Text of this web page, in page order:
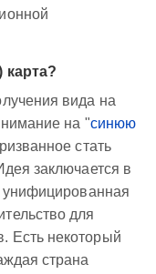
карта?
вида на
на "синюю
стать
заключается в
унифицированная
для
Есть некоторый
страна